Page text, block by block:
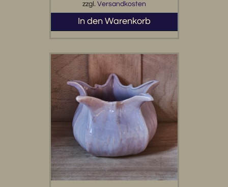
zzgl. Versandkosten
In den Warenkorb